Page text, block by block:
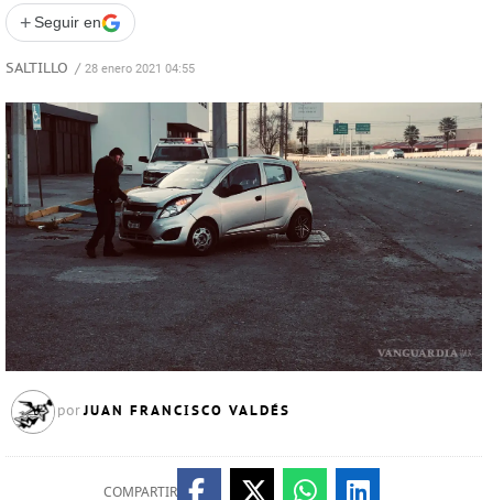
+ Seguir en
SALTILLO / 28 enero 2021 04:55
porJUAN FRANCISCO VALDÉS
COMPARTIR